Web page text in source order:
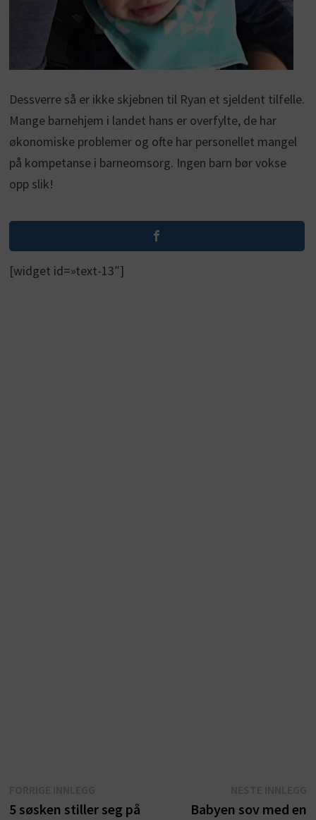
Dessverre så er ikke skjebnen til Ryan et sjeldent tilfelle.
Mange barnehjem i landet hans er overfylte, de har
økonomiske problemer og ofte har personellet mangel
på kompetanse i barneomsorg. Ingen barn bør vokse
opp slik!
[widget id=»text-13″]
innlegg:
5 søsken stiller seg på
Babyen sov med en